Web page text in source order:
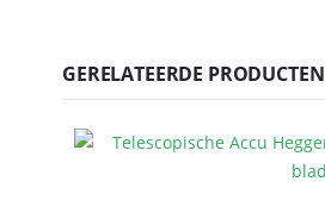
GERELATEERDE PRODUCTEN